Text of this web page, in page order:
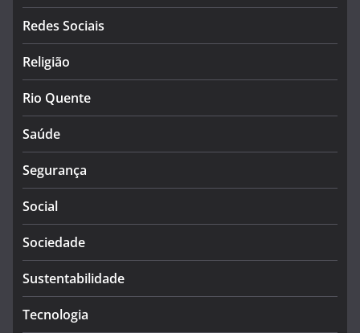
Redes Sociais
Religião
Rio Quente
Saúde
Segurança
Social
Sociedade
Sustentabilidade
Tecnologia